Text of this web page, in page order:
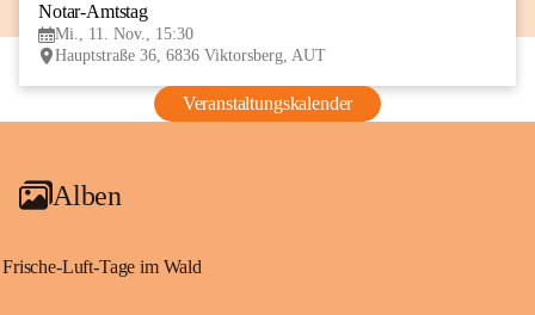
Notar-Amtstag
Mi., 11. Nov., 15:30
Hauptstraße 36, 6836 Viktorsberg, AUT
Veranstaltungskalender
Alben
Frische-Luft-Tage im Wald